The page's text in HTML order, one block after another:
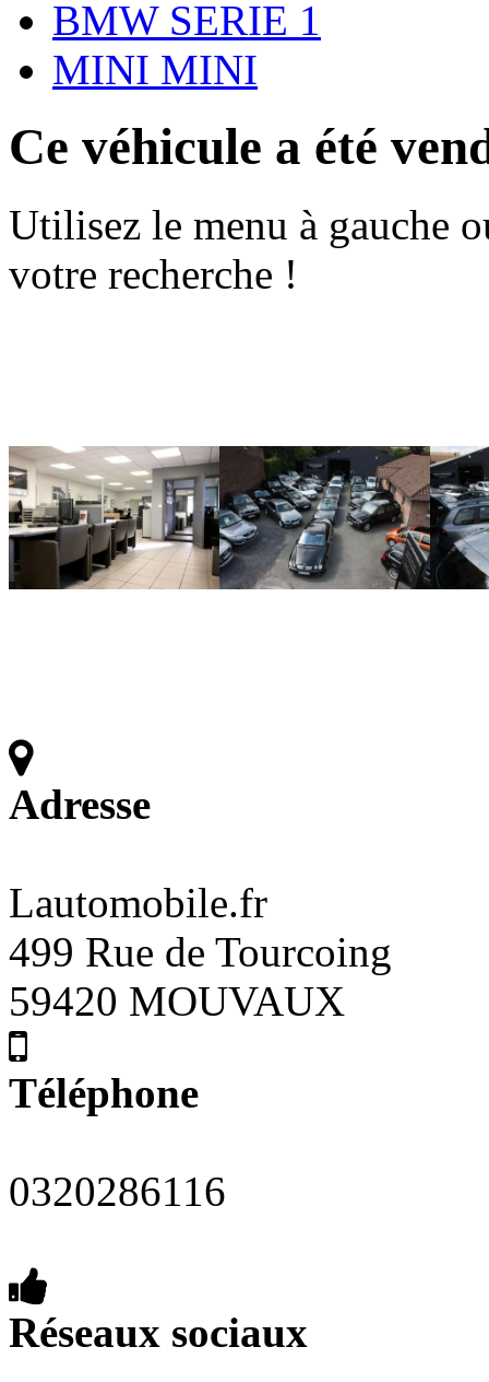
BMW SERIE 1
MINI MINI
Ce véhicule a été
Utilisez le menu à gauche
votre recherche !
Adresse
Lautomobile.fr
499 Rue de Tourcoing
59420 MOUVAUX
Téléphone
0320286116
Réseaux sociaux